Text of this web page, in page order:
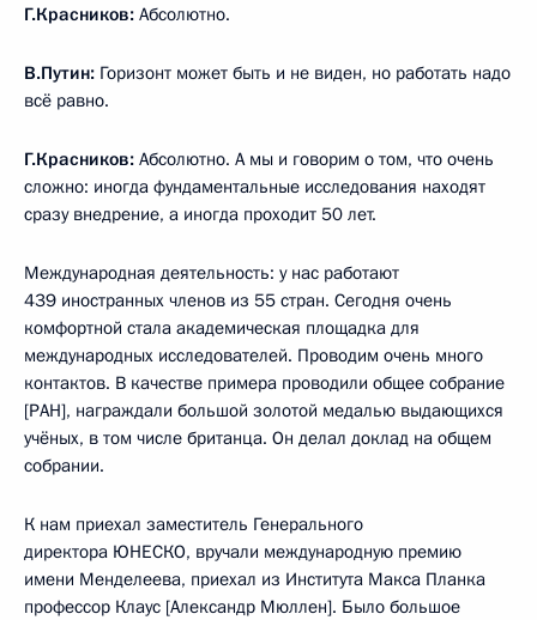
Г.Красников: Абсолютно.
В.Путин: Горизонт может быть и не виден, но работать надо
всё равно.
Г.Красников: Абсолютно. А мы и говорим о том, что очень
сложно: иногда фундаментальные исследования находят
сразу внедрение, а иногда проходит 50 лет.
Международная деятельность: у нас работают
439 иностранных членов из 55 стран. Сегодня очень
комфортной стала академическая площадка для
международных исследователей. Проводим очень много
контактов. В качестве примера проводили общее собрание
[РАН], награждали большой золотой медалью выдающихся
учёных, в том числе британца. Он делал доклад на общем
собрании.
К нам приехал заместитель Генерального
директора ЮНЕСКО, вручали международную премию
имени Менделеева, приехал из Института Макса Планка
профессор Клаус [Александр Мюллен]. Было большое